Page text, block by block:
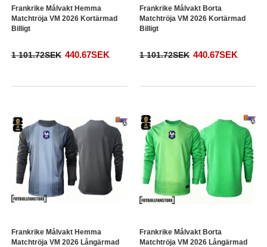
Frankrike Målvakt Hemma
Matchtröja VM 2026 Kortärmad
Billigt
1 101.72SEK 440.67SEK
Frankrike Målvakt Borta
Matchtröja VM 2026 Kortärmad
Billigt
1 101.72SEK 440.67SEK
Frankrike Målvakt Hemma
Matchtröja VM 2026 Långärmad
Frankrike Målvakt Borta
Matchtröja VM 2026 Långärmad